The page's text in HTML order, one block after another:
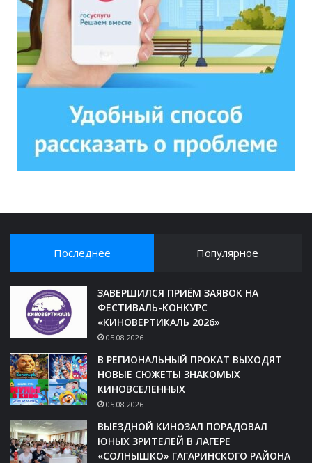
Последнее Популярное
ЗАВЕРШИЛСЯ ПРИЁМ ЗАЯВОК НА
ФЕСТИВАЛЬ-КОНКУРС
«КИНОВЕРТИКАЛЬ 2026»
05.08.2026
В РЕГИОНАЛЬНЫЙ ПРОКАТ ВЫХОДЯТ
НОВЫЕ СЮЖЕТЫ ЗНАКОМЫХ
КИНОВСЕЛЕННЫХ
05.08.2026
ВЫЕЗДНОЙ КИНОЗАЛ ПОРАДОВАЛ
ЮНЫХ ЗРИТЕЛЕЙ В ЛАГЕРЕ
«СОЛНЫШКО» ГАГАРИНСКОГО РАЙОНА